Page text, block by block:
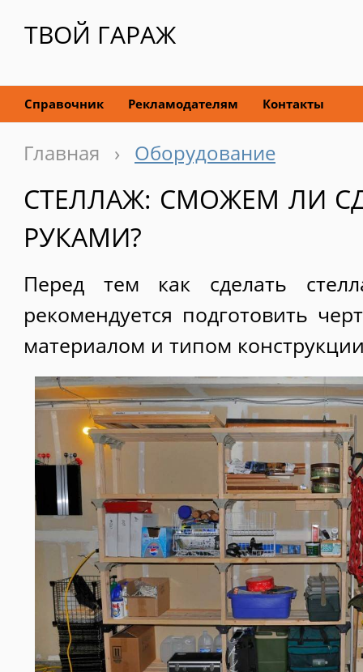
ТВОЙ ГАРАЖ
Справочник Рекламодателям Контакты
Главная › Оборудование
СТЕЛЛАЖ: СМОЖЕМ ЛИ
РУКАМИ?
Перед тем как сделать
рекомендуется подготовить
материалом и типом